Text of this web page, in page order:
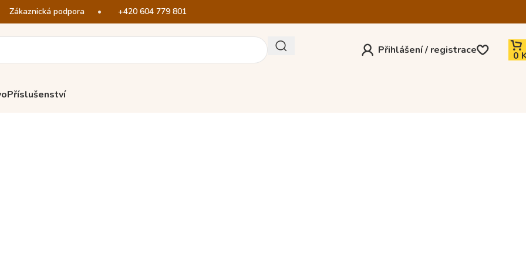
Zákaznická podpora • +420 604 779 801
Přihlášení / registrace 0
Příslušenství